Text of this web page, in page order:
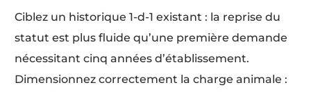
Ciblez un historique 1-d-1 existant : la reprise du
statut est plus fluide qu’une première demande
nécessitant cinq années d’établissement.
Dimensionnez correctement la charge animale :